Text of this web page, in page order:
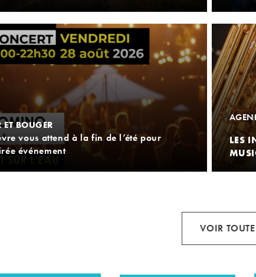
ET BOUGER
vous attend à la fin de l’été pour
événement
LES
VOIR